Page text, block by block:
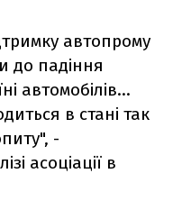
автопрому
до падіння
автомобілів...
в стані так
-
асоціації в